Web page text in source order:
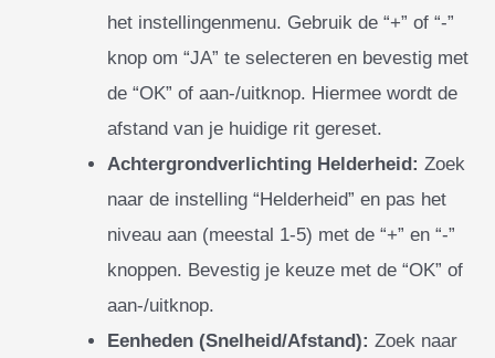
het instellingenmenu. Gebruik de “+” of “-”
knop om “JA” te selecteren en bevestig met
de “OK” of aan-/uitknop. Hiermee wordt de
afstand van je huidige rit gereset.
Achtergrondverlichting Helderheid: Zoek
naar de instelling “Helderheid” en pas het
niveau aan (meestal 1-5) met de “+” en “-”
knoppen. Bevestig je keuze met de “OK” of
aan-/uitknop.
Eenheden (Snelheid/Afstand): Zoek naar